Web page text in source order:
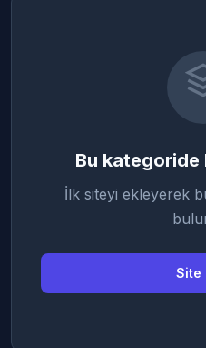
Bu kategoride
İlk siteyi ekleyerek
Site